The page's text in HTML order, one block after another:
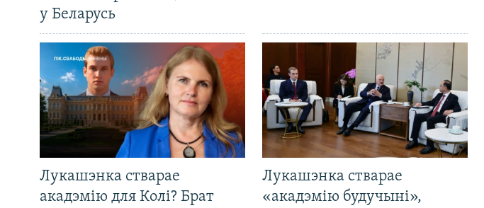
у Беларусь
Лукашэнка стварае
акадэмію для Колі? Брат
Лукашэнка стварае
«акадэмію будучыні»,